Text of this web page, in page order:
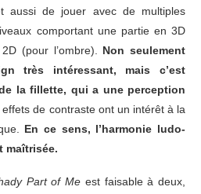
aussi de jouer avec de multiples
comportant une partie en 3D
(pour l’ombre). Non seulement
très intéressant, mais c’est
la fillette, qui a une perception
effets de contraste ont un intérêt à la
En ce sens, l’harmonie ludo-
maîtrisée.
Part of Me est faisable à deux,